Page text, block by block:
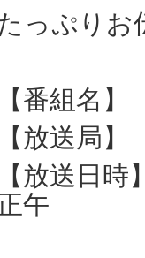
っぷりお
【番組名
【放送局
【放送日
午